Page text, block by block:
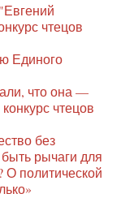
чтецов
Единого
что она —
чтецов
без
рычаги для
политической